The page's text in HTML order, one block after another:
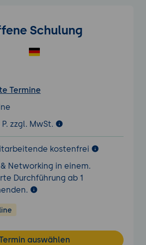
Schulung
Termine
zzgl. MwSt.
kostenfrei
Networking in einem.
Durchführung ab 1
auswählen